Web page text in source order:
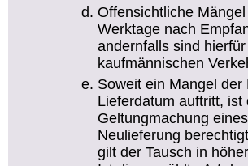
Offensichtliche
Werktage nach
andernfalls sind
kaufmännischen
Soweit ein Mangel
Lieferdatum auftritt,
Geltungmachung
Neulieferung
gilt der Tausch in